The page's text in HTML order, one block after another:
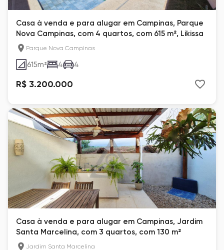
Casa à venda e para alugar em Campinas, Parque
Nova Campinas, com 4 quartos, com 615 m², Likissa
Parque Nova Campinas
615m² 4 4
R$ 3.200.000
Casa à venda e para alugar em Campinas, Jardim
Santa Marcelina, com 3 quartos, com 130 m²
Jardim Santa Marcelina